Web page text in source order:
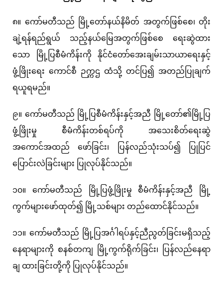
၈။ ကော်မတီသည် မြို့တော်နယ်နိမိတ် အတွက်ဖြစ်စေ၊ တိုး
ချဲ့ရန်ရည်ရွယ် သည့်နယ်မြေအတွက်ဖြစ်စေ ရေးဆွဲထား
သော မြို့ပြစီမံကိန်းကို နိုင်ငံတော်အေးချမ်းသာယာရေးနှင့်
ဖွံ့ဖြိုးရေး ကောင်စီ ဉက္ကဌ ထံသို့ တင်ပြ၍ အတည်ပြုချက်
ရယူရမည်။
၉။ ကော်မတီသည် မြို့ပြစီမံကိန်းနှင့်အညီ မြို့တော်၏မြို့ပြ
ဖွံ့ဖြိုးမှု စီမံကိန်းတစ်ရပ်ကို အသေးစိတ်ရေးဆွဲ
အကောင်အထည် ဖော်ခြင်း၊ ပြန်လည်သုံးသပ်၍ ပြုပြင်
ပြောင်းလဲခြင်းများ ပြုလုပ်နိုင်သည်။
၁၀။ ကော်မတီသည် မြို့ပြဖွံ့ဖြိုးမှု စီမံကိန်းနှင့်အညီ မြို့
ကွက်များဖော်ထုတ်၍ မြို့သစ်များ တည်ထောင်နိုင်သည်။
၁၁။ ကော်မတီသည် မြို့ပြအင်္ဂါရပ်နှင့်ညီညွတ်ခြင်းမရှိသည့်
နေရာများကို စနစ်တကျ မြို့ကွက်ရိုက်ခြင်း၊ ပြန်လည်နေရာ
ချ ထားခြင်းတို့ကို ပြုလုပ်နိုင်သည်။